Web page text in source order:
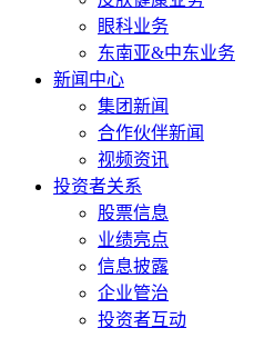
眼科业务
东南亚&中东业务
新闻中心
集团新闻
合作伙伴新闻
视频资讯
投资者关系
股票信息
业绩亮点
信息披露
企业管治
投资者互动